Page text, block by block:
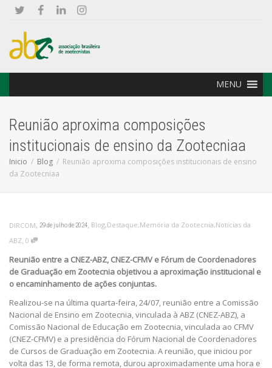
MENU
Reunião aproxima composições
institucionais de ensino da Zootecniaa
Inicio Blog
Reunião aproxima composições institucionais de ensino
da Zootecniaa
DIRCOM, 29 de julho de 2024, Blog,Destaque,Memória da Zootecnia,Notícias da
ABZ, 0
Reunião entre a CNEZ-ABZ, CNEZ-CFMV e Fórum de Coordenadores
de Graduação em Zootecnia objetivou a aproximação institucional e
o encaminhamento de ações conjuntas.
Realizou-se na última quarta-feira, 24/07, reunião entre a Comissão
Nacional de Ensino em Zootecnia, vinculada à ABZ (CNEZ-ABZ), a
Comissão Nacional de Educação em Zootecnia, vinculada ao CFMV
(CNEZ-CFMV) e a presidência do Fórum Nacional de Coordenadores
de Cursos de Graduação em Zootecnia. A reunião, que iniciou por
volta das 13, de forma remota, durou aproximadamente uma hora e